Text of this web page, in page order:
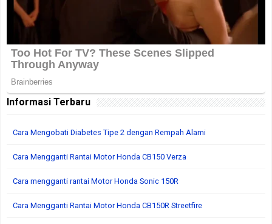
Informasi Terbaru
Cara Mengobati Diabetes Tipe 2 dengan Rempah Alami
Cara Mengganti Rantai Motor Honda CB150 Verza
Cara mengganti rantai Motor Honda Sonic 150R
Cara Mengganti Rantai Motor Honda CB150R Streetfire